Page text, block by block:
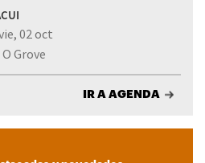
02 oct
Grove
IR A AGENDA